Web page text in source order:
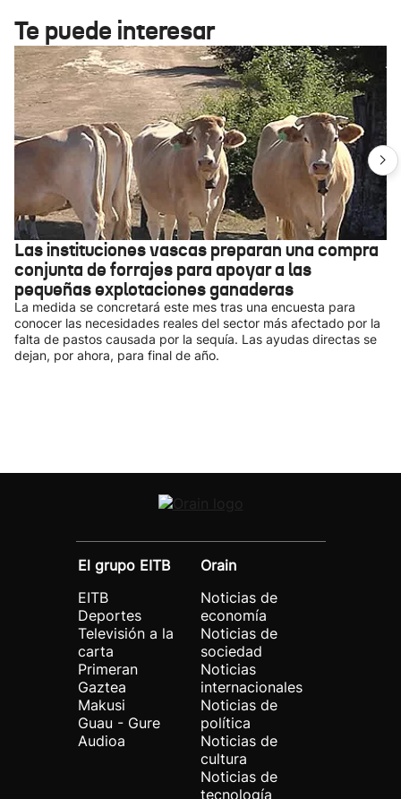
Te puede interesar
Las instituciones vascas preparan una compra
conjunta de forrajes para apoyar a las
pequeñas explotaciones ganaderas
La medida se concretará este mes tras una encuesta para
conocer las necesidades reales del sector más afectado por la
falta de pastos causada por la sequía. Las ayudas directas se
dejan, por ahora, para final de año.
El grupo EITB
EITB
Deportes
Televisión a la
carta
Primeran
Gaztea
Makusi
Guau - Gure
Audioa
Orain
Noticias de
economía
Noticias de
sociedad
Noticias
internacionales
Noticias de
política
Noticias de
cultura
Noticias de
tecnología